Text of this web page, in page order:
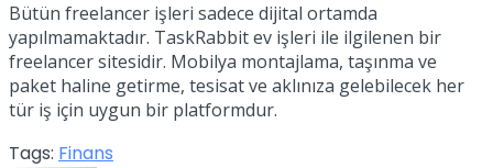
Bütün freelancer işleri sadece dijital ortamda
yapılmamaktadır. TaskRabbit ev işleri ile ilgilenen bir
freelancer sitesidir. Mobilya montajlama, taşınma ve
paket haline getirme, tesisat ve aklınıza gelebilecek her
tür iş için uygun bir platformdur.
Tags: Finans